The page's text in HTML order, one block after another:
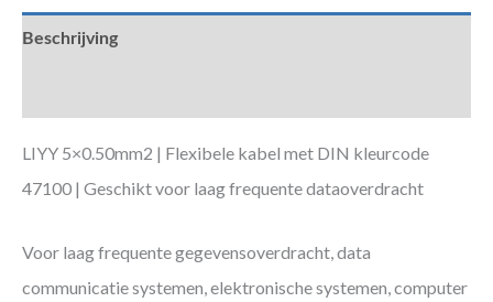
Beschrijving
LIYY 5×0.50mm2 | Flexibele kabel met DIN kleurcode
47100 | Geschikt voor laag frequente dataoverdracht
Voor laag frequente gegevensoverdracht, data
communicatie systemen, elektronische systemen, computer